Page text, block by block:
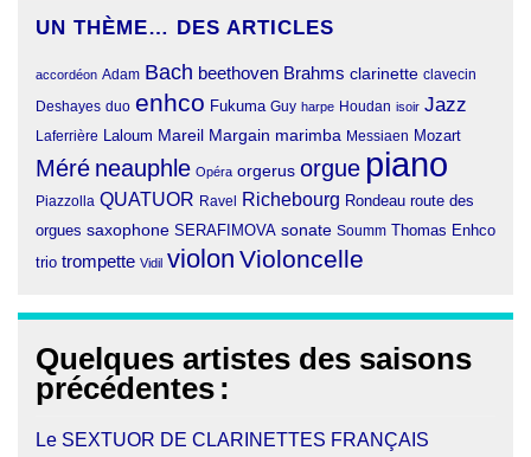
UN THÈME… DES ARTICLES
accordéon Adam Bach beethoven Brahms clarinette clavecin
Deshayes duo enhco Fukuma Guy harpe Houdan isoir Jazz
Laferrière Laloum Mareil Margain marimba Messiaen Mozart
Méré neauphle Opéra orgerus orgue piano
Piazzolla QUATUOR Ravel Richebourg Rondeau route des
orgues saxophone SERAFIMOVA sonate Soumm Thomas Enhco
trio trompette Vidil violon Violoncelle
Quelques artistes des saisons
précédentes :
Le SEXTUOR DE CLARINETTES FRANÇAIS